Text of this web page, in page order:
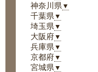
神奈川県 ▼
千葉県 ▼
埼玉県 ▼
大阪府▼
兵庫県 ▼
京都府▼
宮城県 ▼